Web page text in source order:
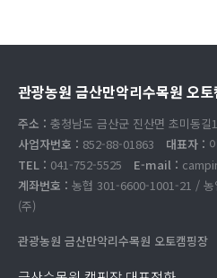
관광농원 금산만악리수목원 오
주소 : 충청남도 금산군 진산면 초미동
사업자번호 : 852-88-01863 대표자 :
TEL : 041-752-5525 E-mail :
계좌번호 : 농협 301-6600-1001-21 / 농
(주)
관광농원 금산만악리수목원 오토캠핑장